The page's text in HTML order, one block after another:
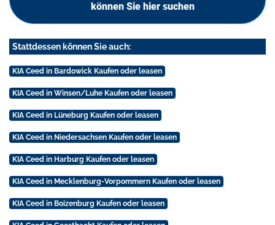
können Sie hier suchen
Stattdessen können Sie auch:
KIA Ceed in Bardowick Kaufen oder leasen
KIA Ceed in Winsen/Luhe Kaufen oder leasen
KIA Ceed in Lüneburg Kaufen oder leasen
KIA Ceed in Niedersachsen Kaufen oder leasen
KIA Ceed in Harburg Kaufen oder leasen
KIA Ceed in Mecklenburg-Vorpommern Kaufen oder leasen
KIA Ceed in Boizenburg Kaufen oder leasen